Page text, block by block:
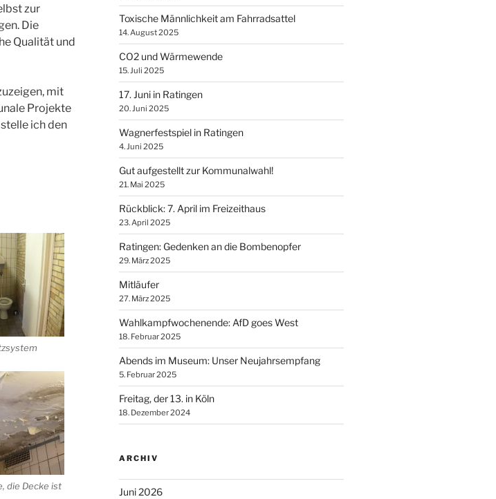
zur
Die
Qualität und
mit
Projekte
ich den
die Decke ist
Toxische Männlichkeit am Fahrradsattel
14. August 2025
CO2 und Wärmewende
15. Juli 2025
17. Juni in Ratingen
20. Juni 2025
Wagnerfestspiel in Ratingen
4. Juni 2025
Gut aufgestellt zur Kommunalwahl!
21. Mai 2025
Rückblick: 7. April im Freizeithaus
23. April 2025
Ratingen: Gedenken an die Bombenopfer
29. März 2025
Mitläufer
27. März 2025
Wahlkampfwochenende: AfD goes West
18. Februar 2025
Abends im Museum: Unser Neujahrsempfang
5. Februar 2025
Freitag, der 13. in Köln
18. Dezember 2024
ARCHIV
Juni 2026